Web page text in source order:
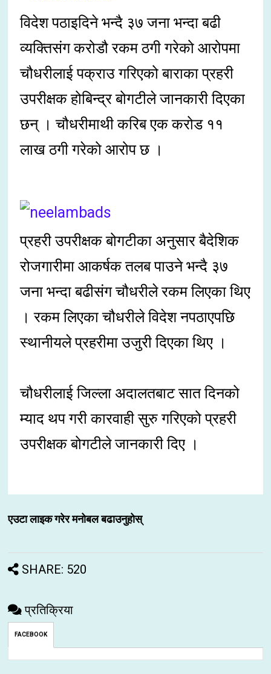
विदेश पठाइदिने भन्दै ३७ जना भन्दा बढी
व्यक्तिसंग करोडौ रकम ठगी गरेको आरोपमा
चौधरीलाई पक्राउ गरिएको बाराका प्रहरी
उपरीक्षक होबिन्द्र बोगटीले जानकारी दिएका
छन् । चौधरीमाथी करिब एक करोड ११
लाख ठगी गरेको आरोप छ ।
प्रहरी उपरीक्षक बोगटीका अनुसार बैदेशिक
रोजगारीमा आकर्षक तलब पाउने भन्दै ३७
जना भन्दा बढीसंग चौधरीले रकम लिएका थिए
। रकम लिएका चौधरीले विदेश नपठाएपछि
स्थानीयले प्रहरीमा उजुरी दिएका थिए ।
चौधरीलाई जिल्ला अदालतबाट सात दिनको
म्याद थप गरी कारवाही सुरु गरिएको प्रहरी
उपरीक्षक बोगटीले जानकारी दिए ।
एउटा लाइक गरेर मनोबल बढाउनुहोस्
SHARE: 520
प्रतिक्रिया
FACEBOOK